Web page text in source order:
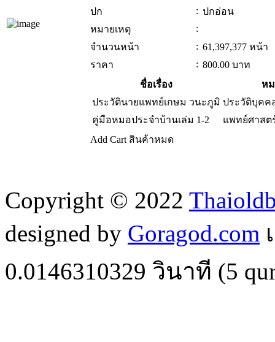
ปก
: ปกอ่อน
หมายเหตุ
:
จำนวนหน้า
: 61,397,377 หน้า
ราคา
: 800.00 บาท
ชื่อเรื่อง
ห
ประวัตินายแพทย์เกษม วนะภูมิ ประวัติบุคค
คู่มือหมอประจำบ้านเล่ม 1-2
แพทย์ศาสต
Add Cart สินค้าหมด
Copyright © 2022
designed by Goragod.com
0.0146310329 วินาที (5